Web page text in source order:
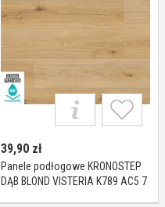
39,90 zł
Panele podłogowe KRONOSTEP
DĄB BLOND VISTERIA K789 AC5 7